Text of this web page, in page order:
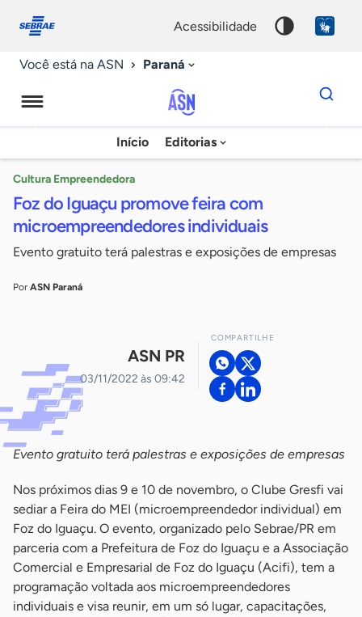
conosco
acessibilidade
Você está na ASN Paraná
Agência
Sebrae
Notícias
Início Editorias
Dados
para
chave
Cultura Empreendedora
Foz do Iguaçu promove feira com
microempreendedores individuais
Evento gratuito terá palestras e exposições de empresas
Por ASN Paraná
ASN PR
03/11/2022 às 09:42
COMPARTILHE
Evento gratuito terá palestras e exposições de empresas
Nos próximos dias 9 e 10 de novembro, o Clube Gresfi vai
sediar a Feira do MEI (microempreendedor individual) em
Foz do Iguaçu. O evento, organizado pelo Sebrae/PR em
parceria com a Prefeitura de Foz do Iguaçu e a Associação
Comercial e Empresarial de Foz do Iguaçu (Acifi), tem a
programação voltada aos microempreendedores
individuais e visa reunir, em um só lugar, capacitações,